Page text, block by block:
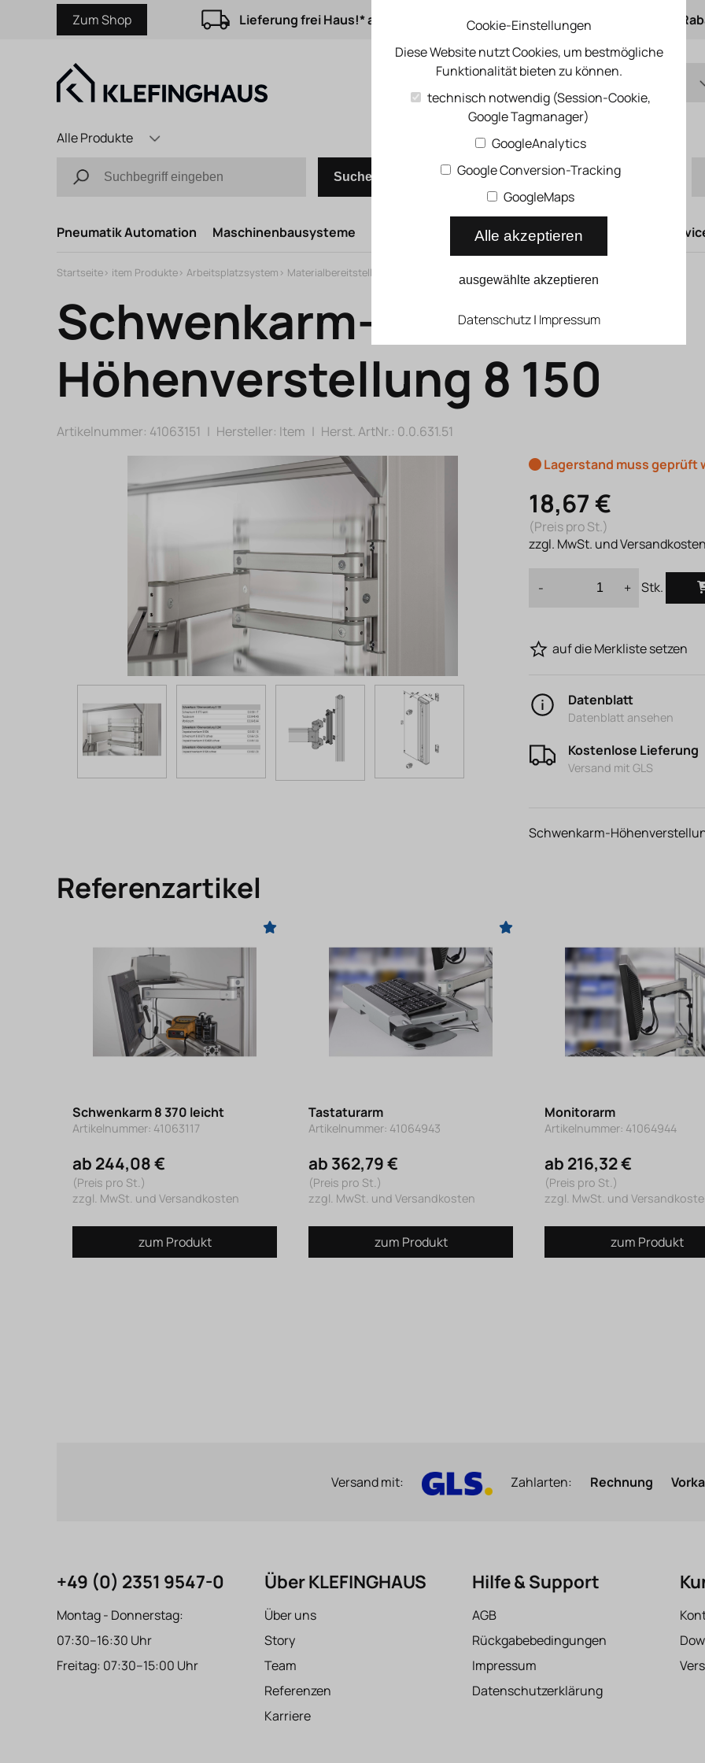
Zum Shop Lieferung frei Haus!* ab 50 € Auftragswert ab 500 € 1% Online-
Alle Produkte
Suchen
Schnellbestellung
Pneumatik Automation Maschinenbausysteme Druckluftsysteme Kompressoren
Startseite> item Produkte> Arbeitsplatzsystem > Materialbereitstellung
Schwenkarm-
Höhenverstellung 8 150
Artikelnummer: 41063151 | Hersteller: Item | Herst. ArtNr.: 0.0.631.51
Lagerstand muss geprüft
18,67 €
(Preis pro St.)
zzgl. MwSt. und
- + Stk.
auf die Merkliste setzen
Datenblatt
Datenblatt ansehen
Kostenlose Lieferung
Versand mit GLS
Schwenkarm-
Referenzartikel
Schwenkarm 8 370 leicht
Artikelnummer: 41063117
ab 244,08 €
(Preis pro St.)
zzgl. MwSt. und Versandkosten
zum Produkt
Tastaturarm
Artikelnummer: 41064943
ab 362,79 €
(Preis pro St.)
zzgl. MwSt. und Versandkosten
zum Produkt
Monitorarm
Artikelnummer: 41064944
ab 216,32 €
(Preis pro St.)
zzgl. MwSt. und
zum Produkt
Versand mit: Zahlarten: Rechnung
+49 (0) 2351 9547-0
Montag - Donnerstag:
07:30–16:30 Uhr
Freitag: 07:30–15:00 Uhr
Über KLEFINGHAUS
Über uns
Story
Team
Referenzen
Karriere
Hilfe & Support
AGB
Rückgabebedingungen
Impressum
Datenschutzerklärung
Cookie-Einstellungen
Diese Website nutzt Cookies, um bestmögliche
Funktionalität bieten zu können.
technisch notwendig (Session-Cookie,
Google Tagmanager)
GoogleAnalytics
Google Conversion-Tracking
GoogleMaps
Alle akzeptieren
ausgewählte akzeptieren
Datenschutz| Impressum